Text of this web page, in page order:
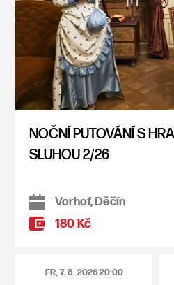
NOČNÍ PUTOVÁNÍ S
SLUHOU 2/26
Vorhof, Děčín
180 Kč
FR, 7. 8. 202620:00